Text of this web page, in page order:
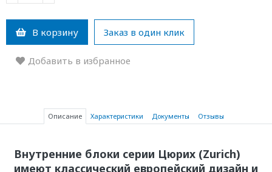
В корзину Заказ в один клик
Добавить в избранное
Описание Характеристики Документы Отзывы
Внутренние блоки серии Цюрих (Zurich)
имеют классический европейский дизайн и